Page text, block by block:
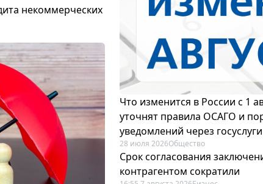
некоммерческих
Что изменится в России с 1
уточнят правила ОСАГО и
уведомлений через госуслуги
28 июля 2026Общество
Срок согласования
контрагентом сократили